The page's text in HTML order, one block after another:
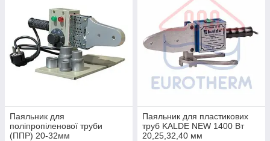
Паяльник для
поліпропіленової труби
(ППР) 20-32мм
Паяльник для пластикових
труб KALDE NEW 1400 Вт
20,25,32,40 мм